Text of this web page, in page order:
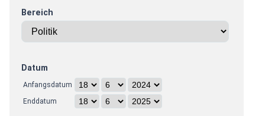
Bereich
Datum
Anfangsdatum
Enddatum